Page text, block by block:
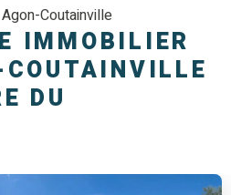
Coutainville
IMMOBILIER
COUTAINVILLE
DU